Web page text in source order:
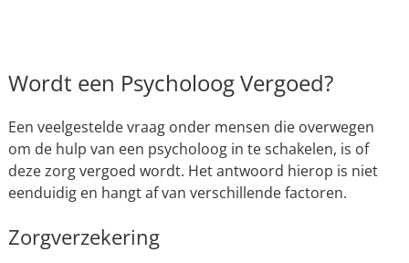
Wordt een Psycholoog Vergoed?
Een veelgestelde vraag onder mensen die overwegen
om de hulp van een psycholoog in te schakelen, is of
deze zorg vergoed wordt. Het antwoord hierop is niet
eenduidig en hangt af van verschillende factoren.
Zorgverzekering